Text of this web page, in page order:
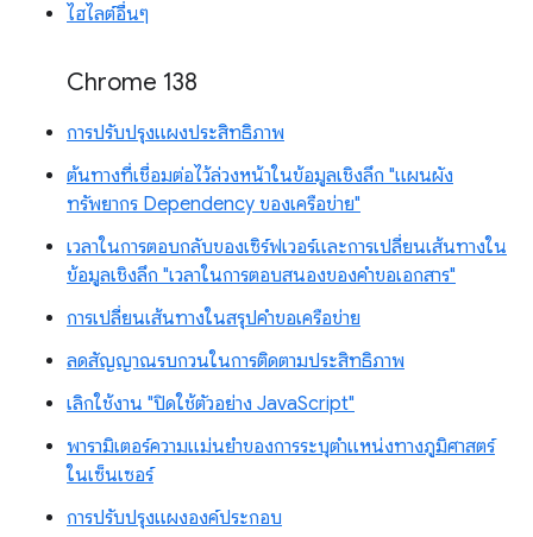
ไฮไลต์อื่นๆ
Chrome 138
การปรับปรุงแผงประสิทธิภาพ
ต้นทางที่เชื่อมต่อไว้ล่วงหน้าในข้อมูลเชิงลึก "แผนผัง
ทรัพยากร Dependency ของเครือข่าย"
เวลาในการตอบกลับของเซิร์ฟเวอร์และการเปลี่ยนเส้นทางใน
ข้อมูลเชิงลึก "เวลาในการตอบสนองของคำขอเอกสาร"
การเปลี่ยนเส้นทางในสรุปคำขอเครือข่าย
ลดสัญญาณรบกวนในการติดตามประสิทธิภาพ
เลิกใช้งาน "ปิดใช้ตัวอย่าง JavaScript"
พารามิเตอร์ความแม่นยำของการระบุตำแหน่งทางภูมิศาสตร์
ในเซ็นเซอร์
การปรับปรุงแผงองค์ประกอบ